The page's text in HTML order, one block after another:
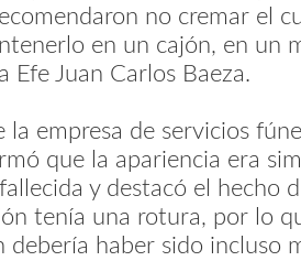
no cremar el
en un cajón, en un
Efe Juan Carlos Baeza.
la empresa de servicios
que la apariencia era
y destacó el hecho
tenía una rotura, por lo
debería haber sido incluso